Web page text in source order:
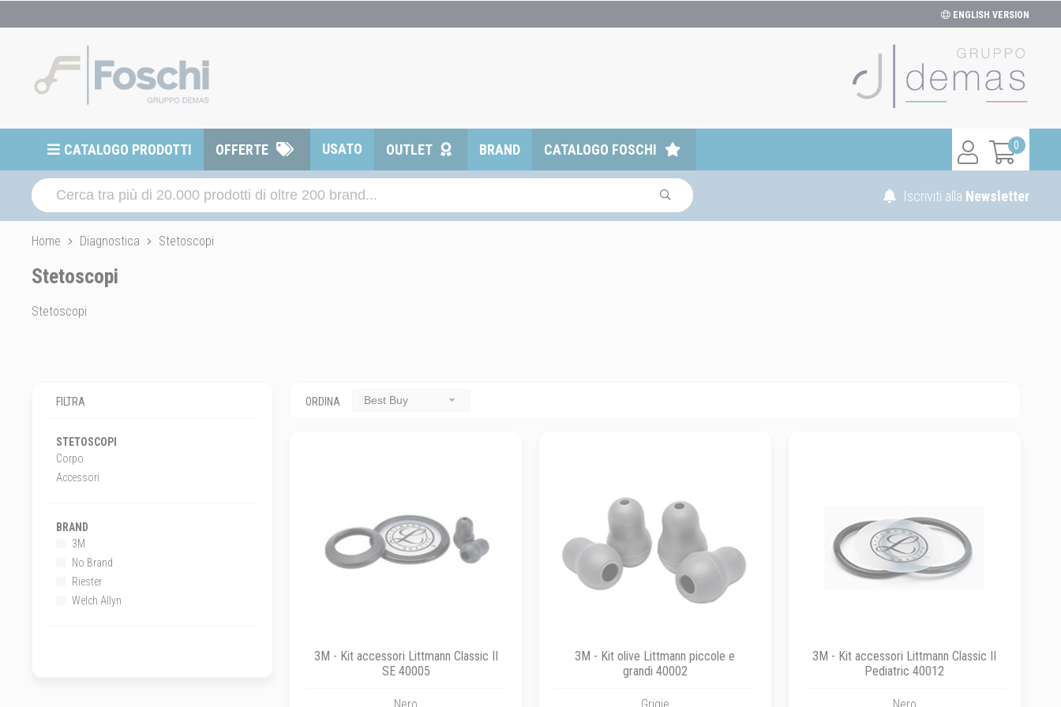
ENGLISH VERSION
0
CATALOGO PRODOTTI OFFERTE USATO OUTLET BRAND CATALOGO FOSCHI
Iscriviti alla Newsletter
Home Diagnostica Stetoscopi
Stetoscopi
Stetoscopi
FILTRA
STETOSCOPI
Corpo
Accessori
BRAND
3M
No Brand
Riester
Welch Allyn
ORDINA Best Buy
3M - Kit accessori Littmann Classic II
SE 40005
3M - Kit olive Littmann piccole e
grandi 40002
3M - Kit accessori Littmann Classic II
Pediatric 40012